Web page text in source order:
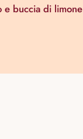
e buccia di limone